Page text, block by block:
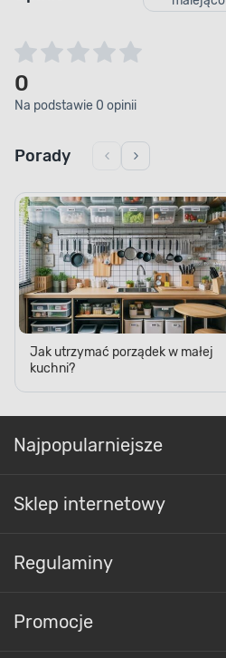
0
Na podstawie 0 opinii
Porady
Jak utrzymać porządek w małej
kuchni?
Najpopularniejsze
Sklep internetowy
Regulaminy
Promocje